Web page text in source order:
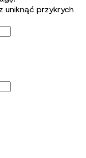
uniknąć przykrych